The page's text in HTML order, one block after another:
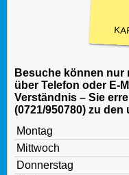
Besuche können nur
über Telefon oder E-
Verständnis – Sie
(0721/950780) zu
Montag
Mittwoch
Donnerstag